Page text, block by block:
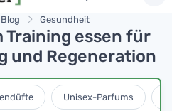
Blog Gesundheit
Training essen für
und Regeneration
Unisex-Parfums